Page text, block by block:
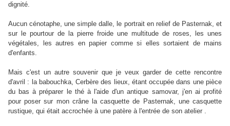
dignité.
Aucun cénotaphe, une simple dalle, le portrait en relief de Pasternak, et
sur le pourtour de la pierre froide une multitude de roses, les unes
végétales, les autres en papier comme si elles sortaient de mains
d'enfants.
Mais c'est un autre souvenir que je veux garder de cette rencontre
d'avril : la babouchka, Cerbère des lieux, étant occupée dans une pièce
du bas à préparer le thé à l'aide d'un antique samovar, j'en ai profité
pour poser sur mon crâne la casquette de Pasternak, une casquette
rustique, qui était accrochée à une patère à l'entrée de son atelier .